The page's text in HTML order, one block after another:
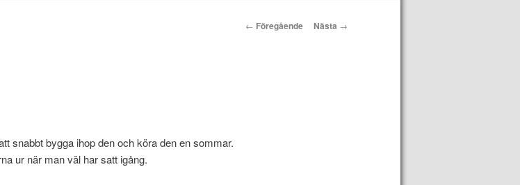
Inläggsnavigering
← Föregående Nästa →
snabbt bygga ihop den och köra den en sommar.
ur när man väl har satt igång.